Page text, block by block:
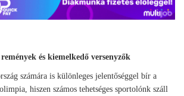
és kiemelkedő versenyzők
számára is különleges jelentőséggel bír a
hiszen számos tehetséges sportolónk száll